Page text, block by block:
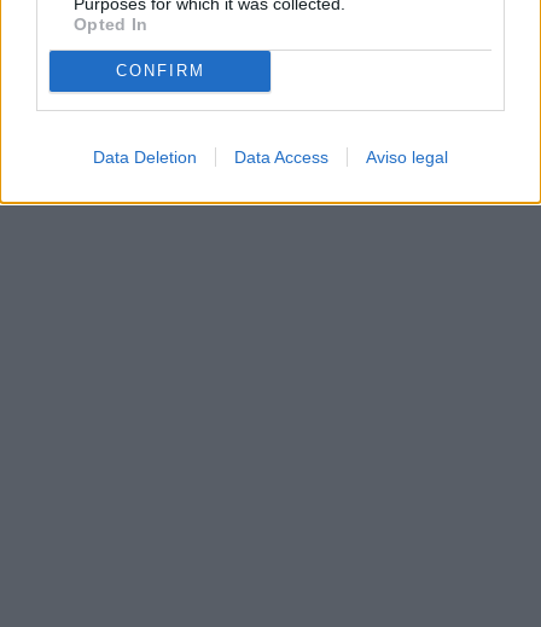
Opted In
CONFIRM
Data Deletion Data Access Aviso legal